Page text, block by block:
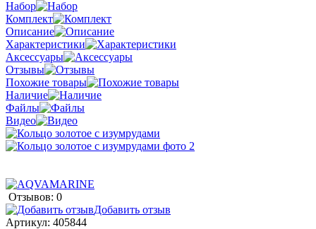
Набор
Комплект
Описание
Характеристики
Аксессуары
Отзывы
Похожие товары
Наличие
Файлы
Видео
Отзывов: 0
Добавить отзыв
Артикул: 405844